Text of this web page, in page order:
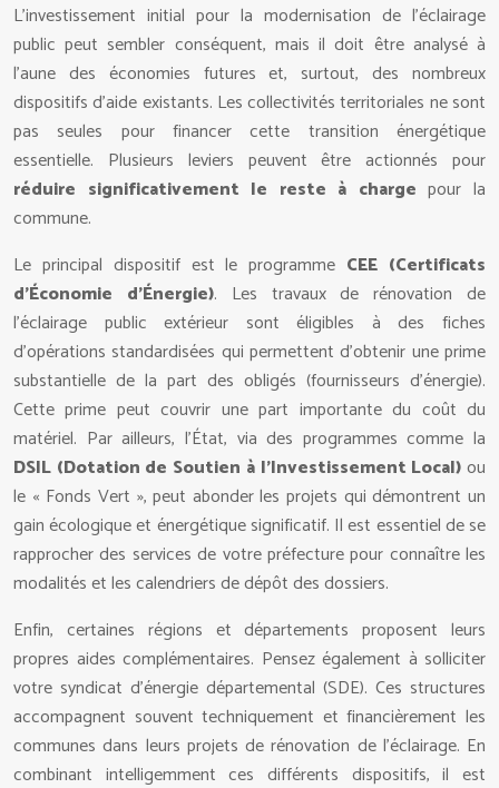
L’investissement initial pour la modernisation de l’éclairage
public peut sembler conséquent, mais il doit être analysé à
l’aune des économies futures et, surtout, des nombreux
dispositifs d’aide existants. Les collectivités territoriales ne sont
pas seules pour financer cette transition énergétique
essentielle. Plusieurs leviers peuvent être actionnés pour
réduire significativement le reste à charge pour la
commune.
Le principal dispositif est le programme CEE (Certificats
d’Économie d’Énergie). Les travaux de rénovation de
l’éclairage public extérieur sont éligibles à des fiches
d’opérations standardisées qui permettent d’obtenir une prime
substantielle de la part des obligés (fournisseurs d’énergie).
Cette prime peut couvrir une part importante du coût du
matériel. Par ailleurs, l’État, via des programmes comme la
DSIL (Dotation de Soutien à l’Investissement Local)ou
le « Fonds Vert », peut abonder les projets qui démontrent un
gain écologique et énergétique significatif. Il est essentiel de se
rapprocher des services de votre préfecture pour connaître les
modalités et les calendriers de dépôt des dossiers.
Enfin, certaines régions et départements proposent leurs
propres aides complémentaires. Pensez également à solliciter
votre syndicat d’énergie départemental (SDE). Ces structures
accompagnent souvent techniquement et financièrement les
communes dans leurs projets de rénovation de l’éclairage. En
combinant intelligemment ces différents dispositifs, il est